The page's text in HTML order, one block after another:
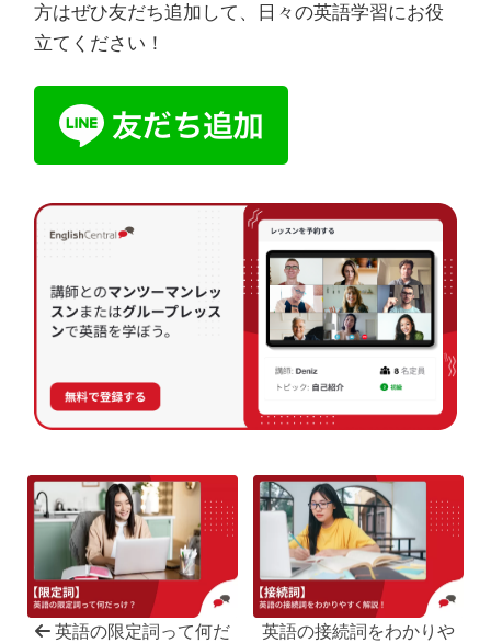
方はぜひ友だち追加して、日々の英語学習にお役
立てください！
英語の限定詞って何だ 英語の接続詞をわかりや